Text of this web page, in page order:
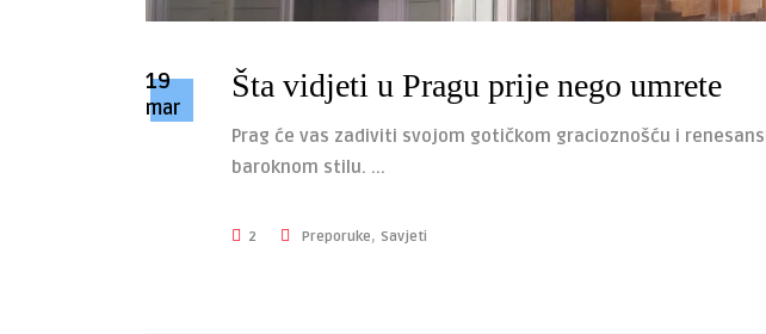
19
mar
Šta vidjeti u Pragu prije nego umrete
Prag će vas zadiviti svojom gotičkom gracioznošću i
baroknom stilu.
2 Preporuke, Savjeti